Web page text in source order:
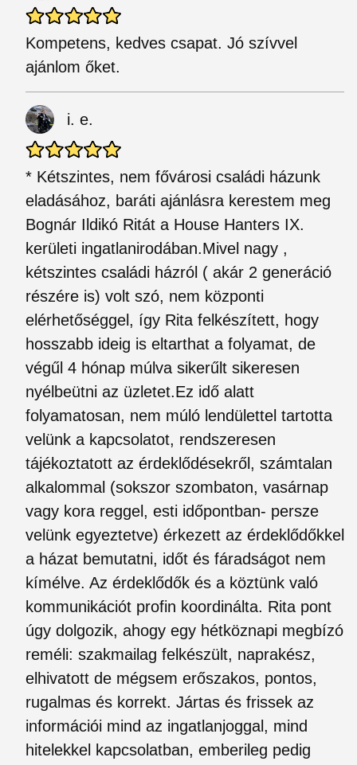
Kompetens, kedves csapat. Jó szívvel
ajánlom őket.
i. e.
* Kétszintes, nem fővárosi családi házunk
eladásához, baráti ajánlásra kerestem meg
Bognár Ildikó Ritát a House Hanters IX.
kerületi ingatlanirodában.Mivel nagy ,
kétszintes családi házról ( akár 2 generáció
részére is) volt szó, nem központi
elérhetőséggel, így Rita felkészített, hogy
hosszabb ideig is eltarthat a folyamat, de
végűl 4 hónap múlva sikerűlt sikeresen
nyélbeütni az üzletet.Ez idő alatt
folyamatosan, nem múló lendülettel tartotta
velünk a kapcsolatot, rendszeresen
tájékoztatott az érdeklődésekről, számtalan
alkalommal (sokszor szombaton, vasárnap
vagy kora reggel, esti időpontban- persze
velünk egyeztetve) érkezett az érdeklődőkkel
a házat bemutatni, időt és fáradságot nem
kímélve. Az érdeklődők és a köztünk való
kommunikációt profin koordinálta. Rita pont
úgy dolgozik, ahogy egy hétköznapi megbízó
reméli: szakmailag felkészült, naprakész,
elhivatott de mégsem erőszakos, pontos,
rugalmas és korrekt. Jártas és frissek az
információi mind az ingatlanjoggal, mind
hitelekkel kapcsolatban, emberileg pedig